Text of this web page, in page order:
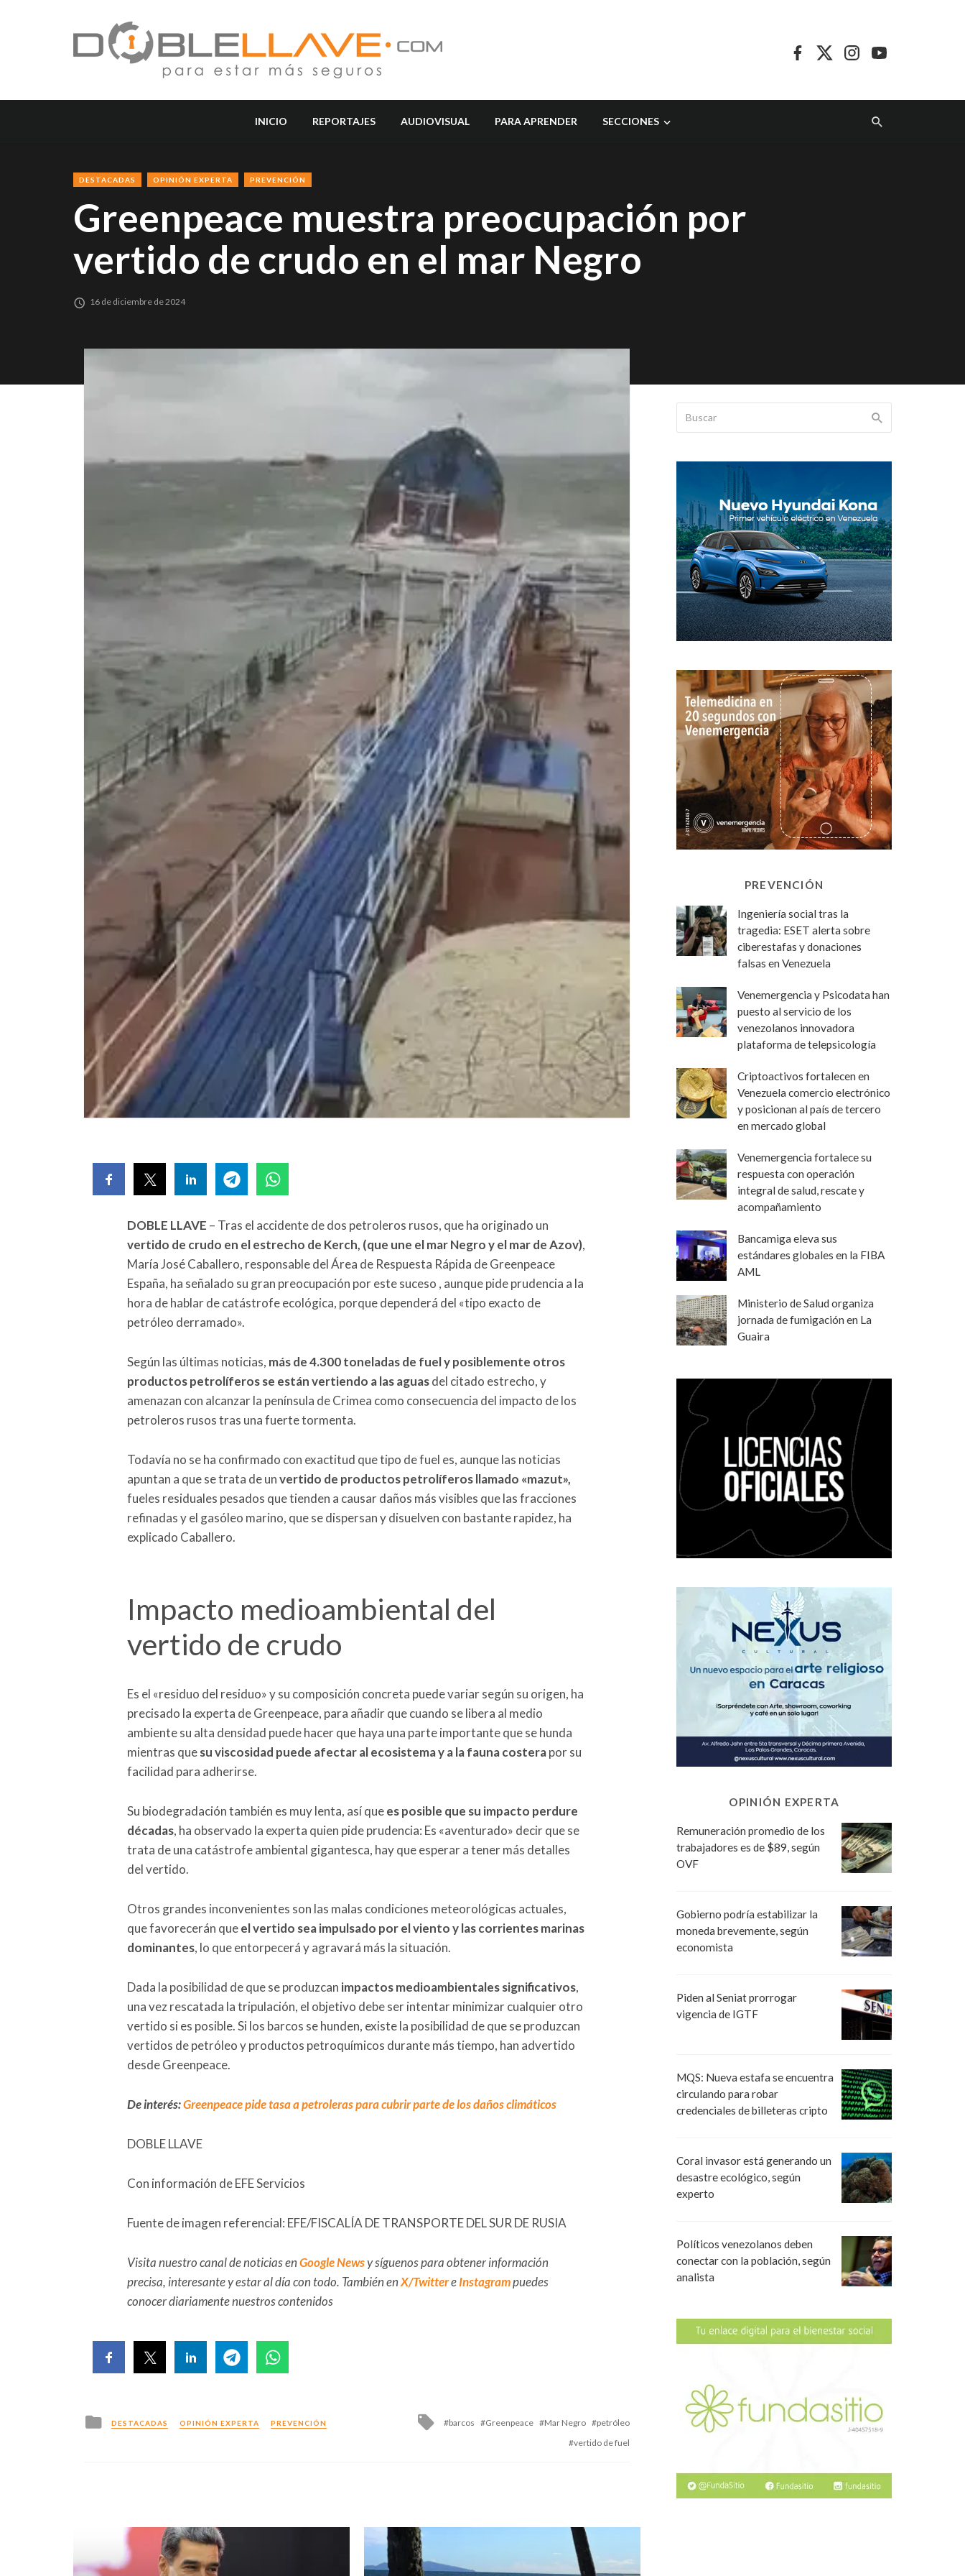
INICIO REPORTAJES AUDIOVISUAL PARA APRENDER SECCIONES
DESTACADAS OPINIÓN EXPERTA PREVENCIÓN
Greenpeace muestra preocupación por
vertido de crudo en el mar Negro
16 de diciembre de 2024
DOBLE LLAVE – Tras el accidente de dos petroleros rusos, que ha originado un
vertido de crudo en el estrecho de Kerch, (que une el mar Negro y el mar de Azov),
María José Caballero, responsable del Área de Respuesta Rápida de Greenpeace
España, ha señalado su gran preocupación por este suceso , aunque pide prudencia a la
hora de hablar de catástrofe ecológica, porque dependerá del «tipo exacto de
petróleo derramado».
Según las últimas noticias, más de 4.300 toneladas de fuel y posiblemente otros
productos petrolíferos se están vertiendo a las aguasdel citado estrecho, y
amenazan con alcanzar la península de Crimea como consecuencia del impacto de los
petroleros rusos tras una fuerte tormenta.
Todavía no se ha confirmado con exactitud que tipo de fuel es, aunque las noticias
apuntan a que se trata de unvertido de productos petrolíferos llamado «mazut»,
fueles residuales pesados que tienden a causar daños más visibles que las fracciones
refinadas y el gasóleo marino, que se dispersan y disuelven con bastante rapidez, ha
explicado Caballero.
Impacto medioambiental del
vertido de crudo
Es el «residuo del residuo» y su composición concreta puede variar según su origen, ha
precisado la experta de Greenpeace, para añadir que cuando se libera al medio
ambiente su alta densidad puede hacer que haya una parte importante que se hunda
mientras quesu viscosidad puede afectar al ecosistema y a la fauna costerapor su
facilidad para adherirse.
Su biodegradación también es muy lenta, así quees posible que su impacto perdure
décadas, ha observado la experta quien pide prudencia: Es «aventurado» decir que se
trata de una catástrofe ambiental gigantesca, hay que esperar a tener más detalles
del vertido.
Otros grandes inconvenientes son las malas condiciones meteorológicas actuales,
que favorecerán queel vertido sea impulsado por el viento y las corrientes marinas
dominantes, lo que entorpecerá y agravará más la situación.
Dada la posibilidad de que se produzcan impactos medioambientales significativos,
una vez rescatada la tripulación, el objetivo debe ser intentar minimizar cualquier otro
vertido si es posible. Si los barcos se hunden, existe la posibilidad de que se produzcan
vertidos de petróleo y productos petroquímicos durante más tiempo, han advertido
desde Greenpeace.
De interés:Greenpeace pide tasa a petroleras para cubrir parte de los daños climáticos
DOBLE LLAVE
Con información de EFE Servicios
Fuente de imagen referencial: EFE/FISCALÍA DE TRANSPORTE DEL SUR DE RUSIA
Visita nuestro canal de noticias enGoogle Newsy síguenos para obtener información
precisa, interesante y estar al día con todo. También enX/TwittereInstagrampuedes
conocer diariamente nuestros contenidos
Posted
in
DESTACADAS OPINIÓN EXPERTA PREVENCIÓN
Tagged
with
barcos Greenpeace Mar Negro
petróleo
vertido de fuel
PREVENCIÓN
Ingeniería social tras la
tragedia: ESET alerta sobre
ciberestafas y donaciones
falsas en Venezuela
Venemergencia y Psicodata han
puesto al servicio de los
venezolanos innovadora
plataforma de telepsicología
Criptoactivos fortalecen en
Venezuela comercio electrónico
y posicionan al país de tercero
en mercado global
Venemergencia fortalece su
respuesta con operación
integral de salud, rescate y
acompañamiento
Bancamiga eleva sus
estándares globales en la FIBA
AML
Ministerio de Salud organiza
jornada de fumigación en La
Guaira
OPINIÓN EXPERTA
Remuneración promedio de los
trabajadores es de $89, según
OVF
Gobierno podría estabilizar la
moneda brevemente, según
economista
Piden al Seniat prorrogar
vigencia de IGTF
MQS: Nueva estafa se encuentra
circulando para robar
credenciales de billeteras cripto
Coral invasor está generando un
desastre ecológico, según
experto
Políticos venezolanos deben
conectar con la población, según
analista